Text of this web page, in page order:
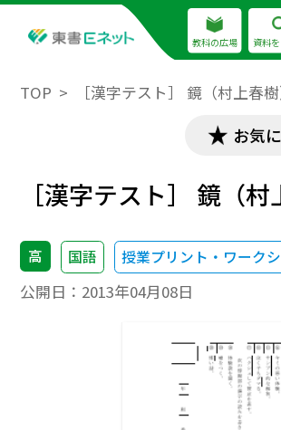
教科の広場 資料
TOP ［漢字テスト］ 鏡（村上春樹
お気
［漢字テスト］ 鏡（村
高 国語 授業プリント・ワーク
公開日： 2013年04月08日